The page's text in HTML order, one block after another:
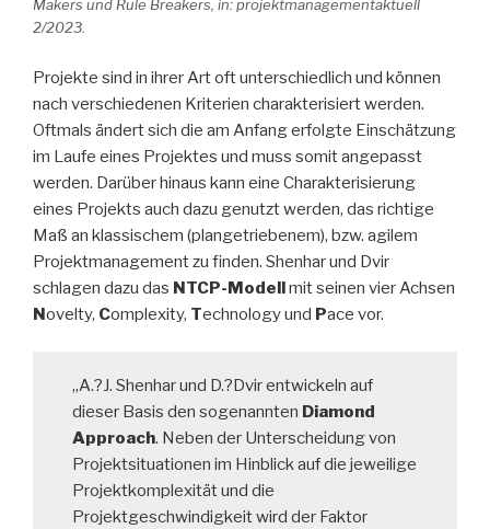
Makers und Rule Breakers, in: projektmanagementaktuell
2/2023.
Projekte sind in ihrer Art oft unterschiedlich und können
nach verschiedenen Kriterien charakterisiert werden.
Oftmals ändert sich die am Anfang erfolgte Einschätzung
im Laufe eines Projektes und muss somit angepasst
werden. Darüber hinaus kann eine Charakterisierung
eines Projekts auch dazu genutzt werden, das richtige
Maß an klassischem (plangetriebenem), bzw. agilem
Projektmanagement zu finden. Shenhar und Dvir
schlagen dazu das NTCP-Modellmit seinen vier Achsen
Novelty, Complexity, Technology und Pace vor.
„A.?J. Shenhar und D.?Dvir entwickeln auf
dieser Basis den sogenannten Diamond
Approach. Neben der Unterscheidung von
Projektsituationen im Hinblick auf die jeweilige
Projektkomplexität und die
Projektgeschwindigkeit wird der Faktor